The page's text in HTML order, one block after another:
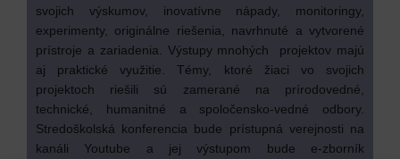
svojich výskumov, inovatívne nápady, monitoringy,
experimenty, originálne riešenia, navrhnuté a vytvorené
prístroje a zariadenia. Výstupy mnohých projektov majú
aj praktické využitie. Témy, ktoré žiaci vo svojich
projektoch riešili sú zamerané na prírodovedné,
technické, humanitné a spoločensko-vedné odbory.
Stredoškolská konferencia bude prístupná verejnosti na
kanáli Youtube a jej výstupom bude e-zborník